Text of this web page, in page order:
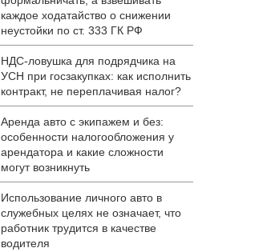
каждое ходатайство о снижении
неустойки по ст. 333 ГК РФ
НДС-ловушка для подрядчика на
УСН при госзакупках: как исполнить
контракт, не переплачивая налог?
Аренда авто с экипажем и без:
особенности налогообложения у
арендатора и какие сложности
могут возникнуть
Использование личного авто в
служебных целях не означает, что
работник трудится в качестве
водителя